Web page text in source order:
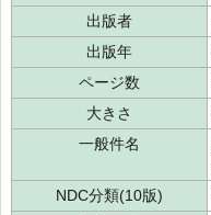
出版者
出版年
ページ数
大きさ
一般件名
NDC分類(10版)